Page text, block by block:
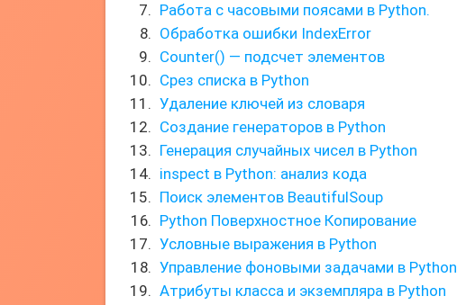
Работа с часовыми поясами в Python.
Обработка ошибки IndexError
Counter() — подсчет элементов
Срез списка в Python
Удаление ключей из словаря
Создание генераторов в Python
Генерация случайных чисел в Python
inspect в Python: анализ кода
Поиск элементов BeautifulSoup
Python Поверхностное Копирование
Условные выражения в Python
Управление фоновыми задачами в Python
Атрибуты класса и экземпляра в Python